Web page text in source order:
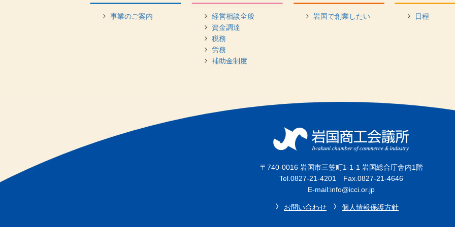
事業のご案内
経営相談全般
資金調達
税務
労務
補助金制度
岩国で創業したい 日程
〒740-0016 岩国市三笠町1-1-1 岩国総合庁舎内1階
Tel.0827-21-4201 Fax.0827-21-4646
E-mail:info@icci.or.jp
お問い合わせ 個人情報保護方針